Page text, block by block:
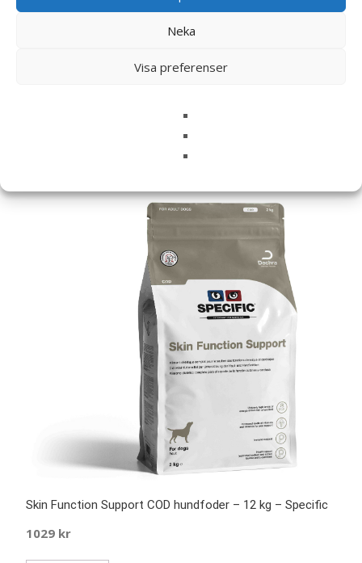
Neka
Visa preferenser
Skin Function Support COD hundfoder – 12 kg – Specific
1029 kr